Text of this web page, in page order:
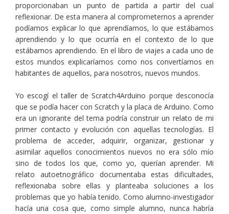
proporcionaban un punto de partida a partir del cual
reflexionar. De esta manera al comprometernos a aprender
podíamos explicar lo que aprendíamos, lo que estábamos
aprendiendo y lo que ocurría en el contexto de lo que
estábamos aprendiendo. En el libro de viajes a cada uno de
estos mundos explicaríamos como nos convertíamos en
habitantes de aquellos, para nosotros, nuevos mundos.
Yo escogí el taller de Scratch4Arduino porque desconocía
que se podía hacer con Scratch y la placa de Arduino. Como
era un ignorante del tema podría construir un relato de mi
primer contacto y evolución con aquellas tecnologías. El
problema de acceder, adquirir, organizar, gestionar y
asimilar aquellos conocimientos nuevos no era sólo mío
sino de todos los que, como yo, querían aprender. Mi
relato autoetnográfico documentaba estas dificultades,
reflexionaba sobre ellas y planteaba soluciones a los
problemas que yo había tenido. Como alumno-investigador
hacía una cosa que, como simple alumno, nunca habría